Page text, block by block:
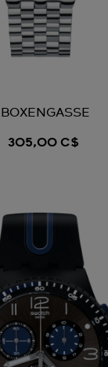
BOXENGASSE
305,00 C$